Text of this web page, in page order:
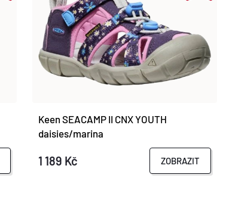
Keen SEACAMP II CNX YOUTH
daisies/marina
1 189 Kč ZOBRAZIT